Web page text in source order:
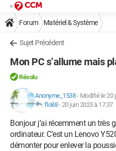
Forum Matériel & Système
Sujet Précédent
Mon PC s’allume mais
Résolu
Anonyme_1538- Modifié le 20
flo88-20 juin 2023 à 17:37
Bonjour j’ai récemment un très
ordinateur. C’est un Lenovo
démonter pour enlever la